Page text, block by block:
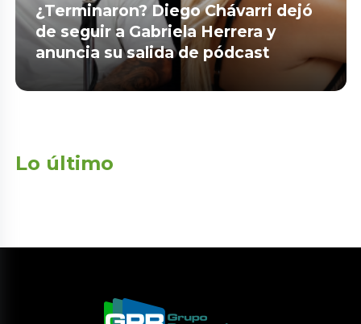
¿Terminaron? Diego Chávarri dejó
de seguir a Gabriela Herrera y
anuncia su salida de pódcast
Lo último